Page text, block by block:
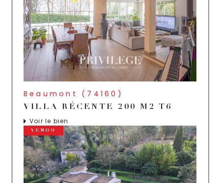
Beaumont (74160)
VILLA RÉCENTE 200 M2 T6
Voir le bien
VENDU